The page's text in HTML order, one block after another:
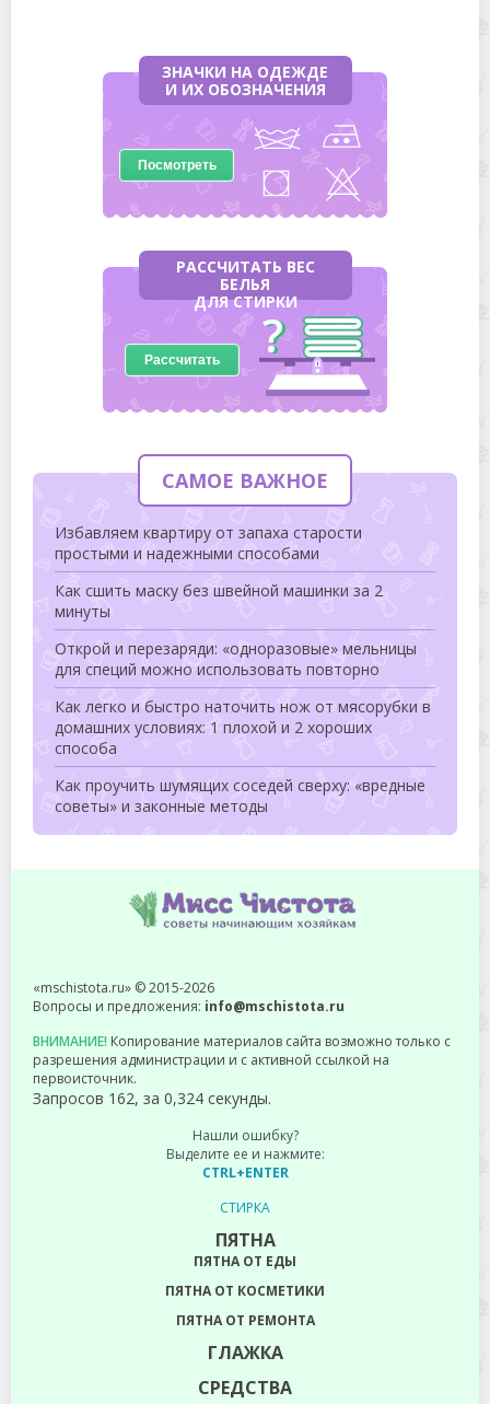
ЗНАЧКИ НА ОДЕЖДЕ
И ИХ ОБОЗНАЧЕНИЯ
Посмотреть
РАССЧИТАТЬ ВЕС
БЕЛЬЯ
ДЛЯ СТИРКИ
Рассчитать
САМОЕ ВАЖНОЕ
Избавляем квартиру от запаха старости
простыми и надежными способами
Как сшить маску без швейной машинки за 2
минуты
Открой и перезаряди: «одноразовые» мельницы
для специй можно использовать повторно
Как легко и быстро наточить нож от мясорубки в
домашних условиях: 1 плохой и 2 хороших
способа
Как проучить шумящих соседей сверху: «вредные
советы» и законные методы
«mschistota.ru» © 2015-2026
Вопросы и предложения: info@mschistota.ru
ВНИМАНИЕ! Копирование материалов сайта возможно только с
разрешения администрации и с активной ссылкой на
первоисточник.
Запросов 162, за 0,324 секунды.
Нашли ошибку?
Выделите ее и нажмите:
CTRL+ENTER
СТИРКА
ПЯТНА
ПЯТНА ОТ ЕДЫ
ПЯТНА ОТ КОСМЕТИКИ
ПЯТНА ОТ РЕМОНТА
ГЛАЖКА
СРЕДСТВА